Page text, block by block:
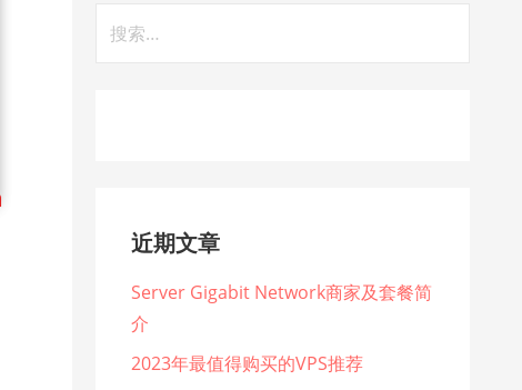
索：
近期文章
Server Gigabit Network商家及套餐简
介
2023年最值得购买的VPS推荐